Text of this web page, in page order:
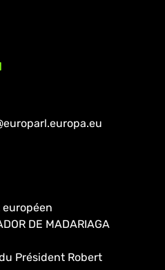
européen
DE MADARIAGA
Président Robert